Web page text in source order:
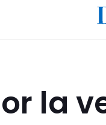
la